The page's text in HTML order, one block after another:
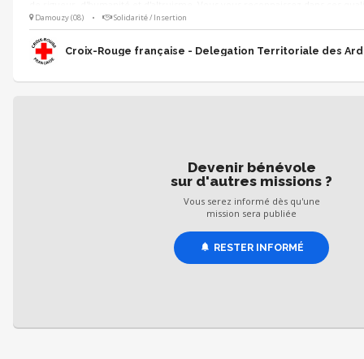
Damouzy (08) • Solidarité / Insertion
Croix-Rouge française - Delegation Territoriale des
Devenir bénévole
sur d'autres missions ?
Vous serez informé dès qu'une
mission sera publiée
RESTER INFORMÉ